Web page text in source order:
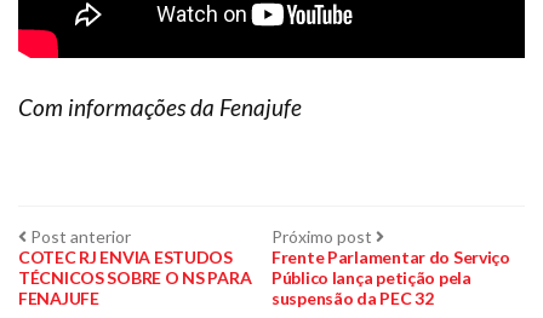
Com informações da Fenajufe
Navegação
de
Post anteriorPost
anterior:
COTEC RJ ENVIA ESTUDOS
TÉCNICOS SOBRE O NS PARA
FENAJUFE
Próximo post Próximo
post:
Frente Parlamentar do Serviço
Público lança petição pela
suspensão da PEC 32